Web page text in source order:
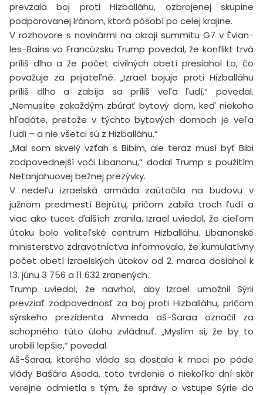
prevzala boj proti Hizballáhu, ozbrojenej skupine
podporovanej Iránom, ktorá pôsobí po celej krajine.
V rozhovore s novinármi na okraji summitu G7 v Évian-
les-Bains vo Francúzsku Trump povedal, že konflikt trvá
príliš dlho a že počet civilných obetí presiahol to, čo
považuje za prijateľné. „Izrael bojuje proti Hizballáhu
príliš dlho a zabíja sa príliš veľa ľudí,“ povedal.
„Nemusíte zakaždým zbúrať bytový dom, keď niekoho
hľadáte, pretože v týchto bytových domoch je veľa
ľudí – a nie všetci sú z Hizballáhu.“
„Mal som skvelý vzťah s Bibim, ale teraz musí byť Bibi
zodpovednejší voči Libanonu,“ dodal Trump s použitím
Netanjahuovej bežnej prezývky.
V nedeľu izraelská armáda zaútočila na budovu v
južnom predmestí Bejrútu, pričom zabila troch ľudí a
viac ako tucet ďalších zranila. Izrael uviedol, že cieľom
útoku bolo veliteľské centrum Hizballáhu. Libanonské
ministerstvo zdravotníctva informovalo, že kumulatívny
počet obetí izraelských útokov od 2. marca dosiahol k
13. júnu 3 756 a 11 632 zranených.
Trump uviedol, že navrhol, aby Izrael umožnil Sýrii
prevziať zodpovednosť za boj proti Hizballáhu, pričom
sýrskeho prezidenta Ahmeda aš-Šaraa označil za
schopného túto úlohu zvládnuť. „Myslím si, že by to
urobili lepšie,“ povedal.
Aš-Šaraa, ktorého vláda sa dostala k moci po páde
vlády Bašára Asada, toto tvrdenie o niekoľko dní skôr
verejne odmietla s tým, že správy o vstupe Sýrie do